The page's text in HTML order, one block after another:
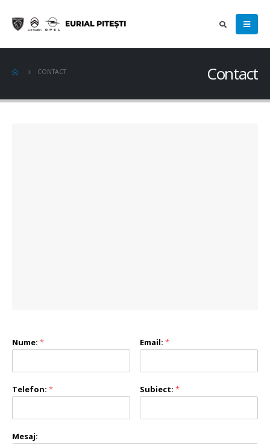
Contact
CONTACT
Nume: * Email:*
Telefon: * Subiect:*
Mesaj: